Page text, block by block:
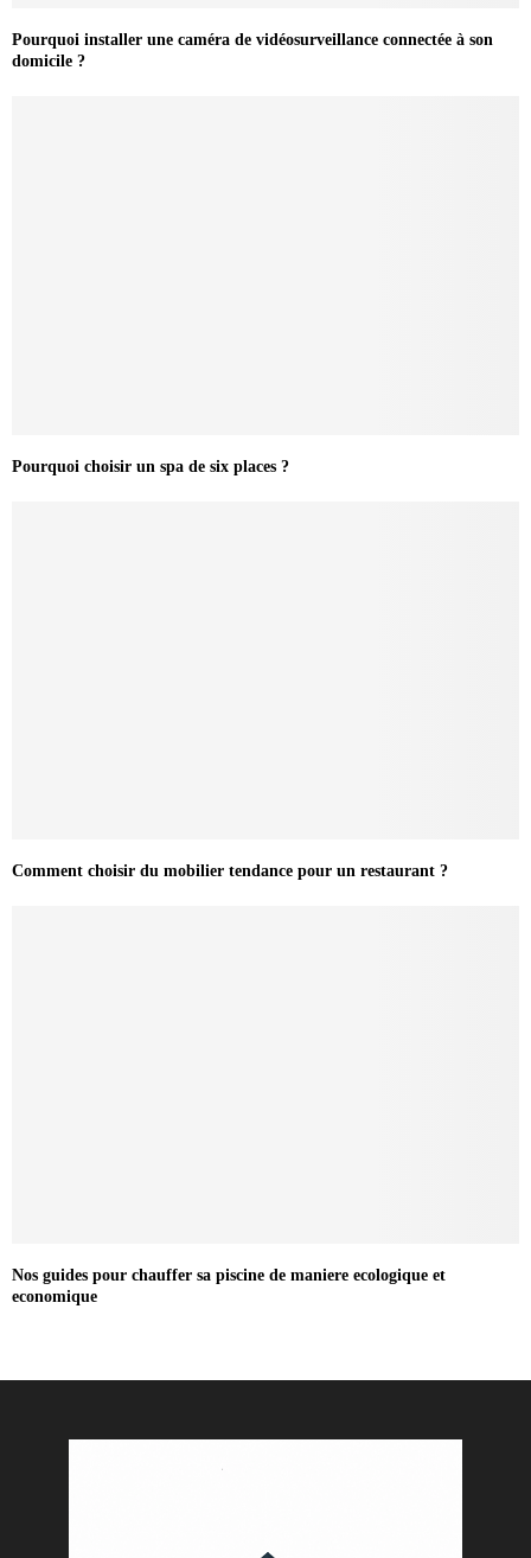
Pourquoi installer une caméra de vidéosurveillance connectée à son
domicile ?
Pourquoi choisir un spa de six places ?
Comment choisir du mobilier tendance pour un restaurant ?
Nos guides pour chauffer sa piscine de maniere ecologique et
economique